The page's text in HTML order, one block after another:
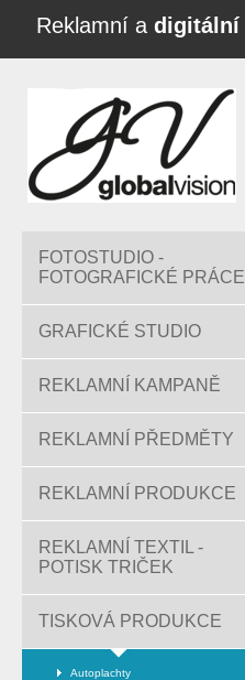
Reklamní a digitální
FOTOSTUDIO -
FOTOGRAFICKÉ PRÁCE
GRAFICKÉ STUDIO
REKLAMNÍ KAMPANĚ
REKLAMNÍ PŘEDMĚTY
REKLAMNÍ PRODUKCE
REKLAMNÍ TEXTIL -
POTISK TRIČEK
TISKOVÁ PRODUKCE
Autoplachty